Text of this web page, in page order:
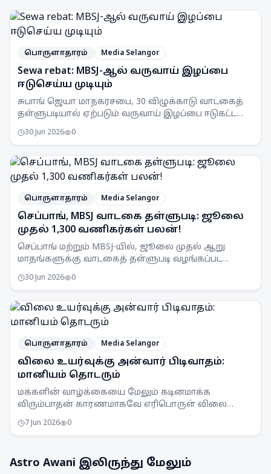
பொருளாதாரம் Media Selangor
Sewa rebat: MBSJ-ஆல் வருவாய் இழப்பை
ஈடுசெய்ய முடியும்
சுபாங் ஜெயா மாநகரசபை, 30 விழுக்காடு வாடகைத்
தள்ளுபடியால் ஏற்படும் வருவாய் இழப்பை ஈடுகட்ட
சேமிப்புகள் மூலம் சாத்தியப்படும்.
30 Jun 2026 0
பொருளாதாரம் Media Selangor
செப்பாங், MBSJ வாடகை தள்ளுபடி: ஜூலை
முதல் 1,300 வணிகர்கள் பலன்!
செப்பாங் மற்றும் MBSJ-யில், ஜூலை முதல் ஆறு
மாதங்களுக்கு வாடகைத் தள்ளுபடி வழங்கப்பட
ஆதரவளிக்கும்.
30 Jun 2026 0
பொருளாதாரம் Media Selangor
விலை உயர்வுக்கு அன்வார் பிடிவாதம்:
மானியம் தொடரும்
மக்களின் வாழ்க்கையை மேலும் கடினமாக்க
விரும்பாதன் காரணமாகவே எரிபொருள் விலை
இப்ராஹிம் திட்டவட்டமாகத் தெரிவித்துள்ளார்.
7 Jun 2026 0
Astro Awani இலிருந்து மேலும்